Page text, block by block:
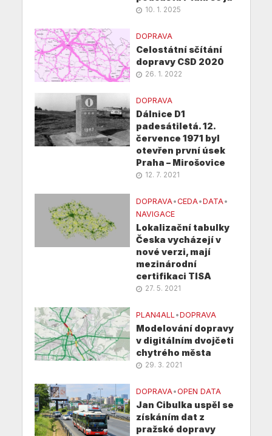
10. 1. 2025
DOPRAVA
Celostátní sčítání
dopravy CSD 2020
26. 1. 2022
DOPRAVA
Dálnice D1
padesátiletá. 12.
července 1971 byl
otevřen první úsek
Praha – Mirošovice
12. 7. 2021
DOPRAVA•CEDA•DATA•
NAVIGACE
Lokalizační tabulky
Česka vycházejí v
nové verzi, mají
mezinárodní
certifikaci TISA
27. 5. 2021
PLAN4ALL•DOPRAVA
Modelování dopravy
v digitálním dvojčeti
chytrého města
29. 3. 2021
DOPRAVA•OPEN DATA
Jan Cibulka uspěl se
získáním dat z
pražské dopravy